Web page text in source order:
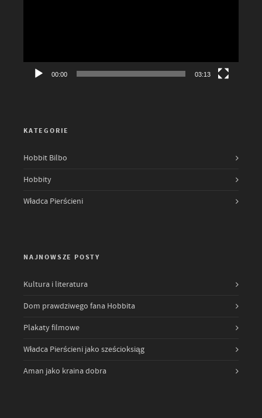
00:00 03:13
KATEGORIE
Hobbit Bilbo
Hobbity
Władca Pierścieni
NAJNOWSZE POSTY
Kultura i literatura
Dom prawdziwego fana Hobbita
Plakaty filmowe
Władca Pierścieni jako sześcioksiąg
Aman jako kraina dobra